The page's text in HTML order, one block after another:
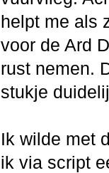
helpt me als
voor de Ard
rust nemen.
stukje
Ik wilde met
ik via script